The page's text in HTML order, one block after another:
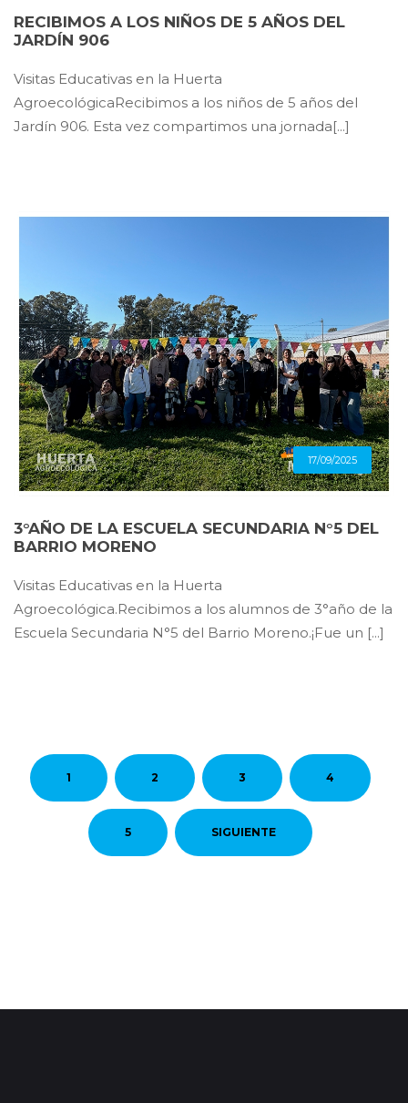
RECIBIMOS A LOS NIÑOS DE 5 AÑOS DEL
JARDÍN 906
Visitas Educativas en la Huerta
AgroecológicaRecibimos a los niños de 5 años del
Jardín 906. Esta vez compartimos una jornada[...]
17/09/2025
3°AÑO DE LA ESCUELA SECUNDARIA N°5 DEL
BARRIO MORENO
Visitas Educativas en la Huerta
Agroecológica.Recibimos a los alumnos de 3°año de la
Escuela Secundaria N°5 del Barrio Moreno.¡Fue un [...]
1 2 3 4
5 SIGUIENTE